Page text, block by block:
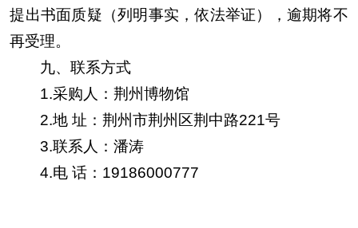
提出书面质疑（列明事实，依法举证），逾期将不
再受理。
九、联系方式
1.采购人：荆州博物馆
2.地 址：荆州市荆州区荆中路221号
3.联系人：潘涛
4.电 话：19186000777